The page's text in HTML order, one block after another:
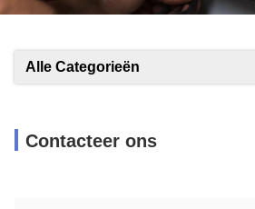
Alle Categorieën
Contacteer ons